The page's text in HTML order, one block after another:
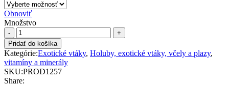
Obnoviť
Množstvo
ROBORAN
EX
pre
exoty
plv.
quantity
Pridať do košíka
Kategórie:Exotické vtáky, Holuby, exotické vtáky, včely a plazy,
vitamíny a minerály
SKU:PROD1257
Share: